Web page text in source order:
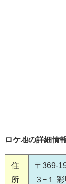
ロケ地の詳細情
住
所
〒369-
３−１